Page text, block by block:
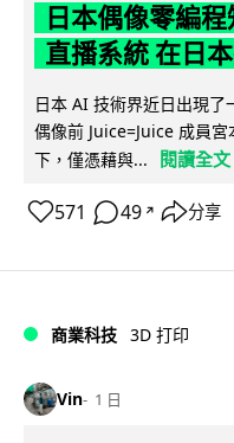
日本偶像零編
直播系統 在日
日本 AI 技術界近日出現
偶像前 Juice=Juice 成員
下，僅憑藉與...
閱讀全文
571 49 ↗ 分享
商業科技 3D 打印
Vin 1 日